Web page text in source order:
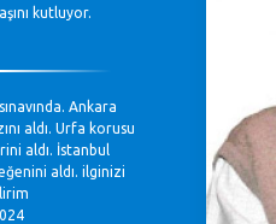
kutluyor.
Ankara
aldı. Urfa korusu
aldı. İstanbul
aldı. ilginizi